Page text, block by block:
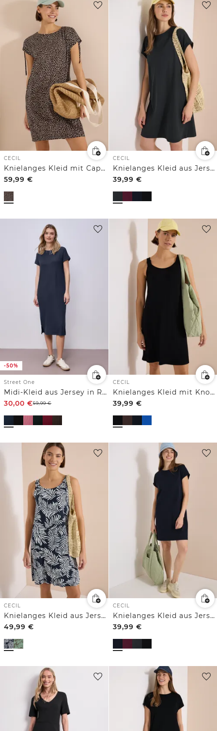
CECIL
Knielanges Kleid mit Capsleeves
59,99 €
CECIL
Knielanges Kleid aus Jersey
39,99 €
-50%
Street One
Midi-Kleid aus Jersey in Rippstruktur
30,00 €59,99€
CECIL
Knielanges Kleid mit Knotendetail
39,99 €
CECIL
Knielanges Kleid aus Jersey mit Print
49,99 €
CECIL
Knielanges Kleid aus Jersey
39,99 €